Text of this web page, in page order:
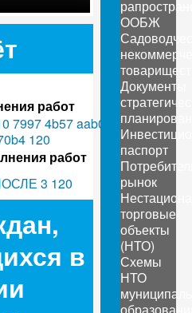
работ
работ
в
ООБЖ
Документы
паспорт
рынок
торговые
объекты
(НТО)
Схемы
НТО